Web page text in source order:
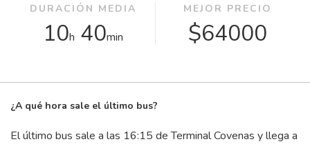
DURACIÓN MEDIA
10h 40min
MEJOR PRECIO
$64000
¿A qué hora sale el último bus?
El último bus sale a las 16:15 de Terminal Covenas y llega a